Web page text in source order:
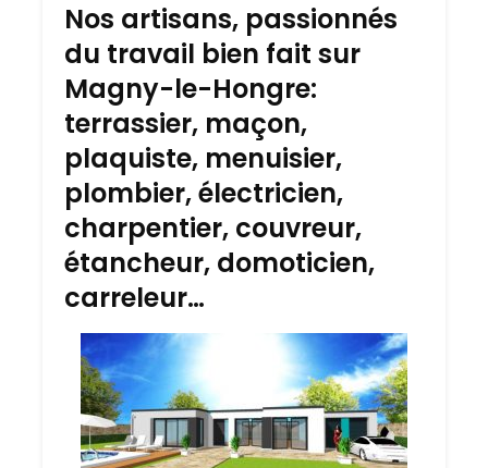
Nos artisans, passionnés
du travail bien fait sur
Magny-le-Hongre:
terrassier, maçon,
plaquiste, menuisier,
plombier, électricien,
charpentier, couvreur,
étancheur, domoticien,
carreleur…